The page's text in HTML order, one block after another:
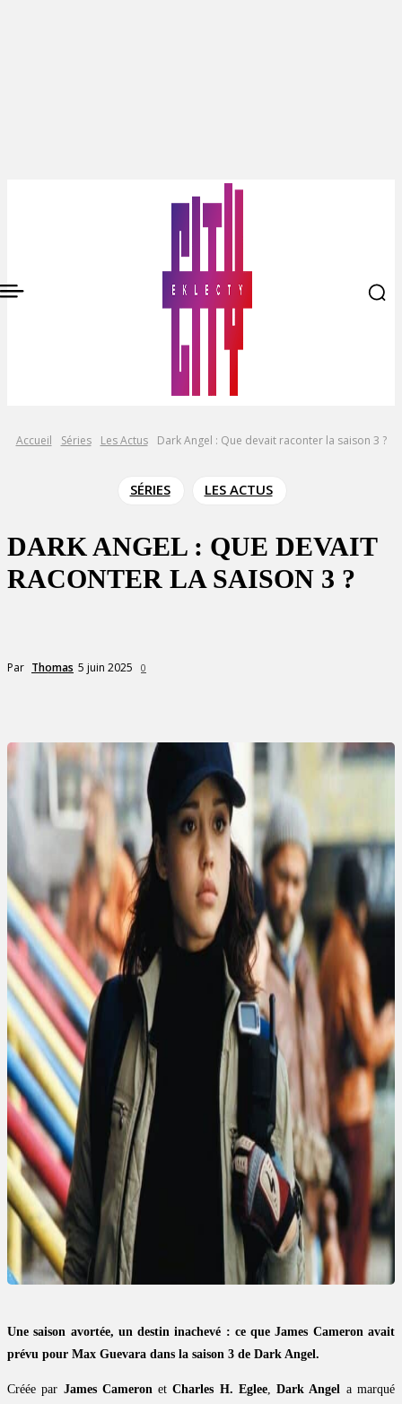
Accueil Séries Les Actus Dark Angel : Que devait raconter la saison 3 ?
SÉRIES LES ACTUS
DARK ANGEL : QUE DEVAIT
RACONTER LA SAISON 3 ?
Par Thomas 5 juin 2025 0
Une saison avortée, un destin inachevé : ce que James Cameron avait
prévu pour Max Guevara dans la saison 3 de Dark Angel.
Créée par James CameronetCharles H. Eglee,Dark Angel a marqué